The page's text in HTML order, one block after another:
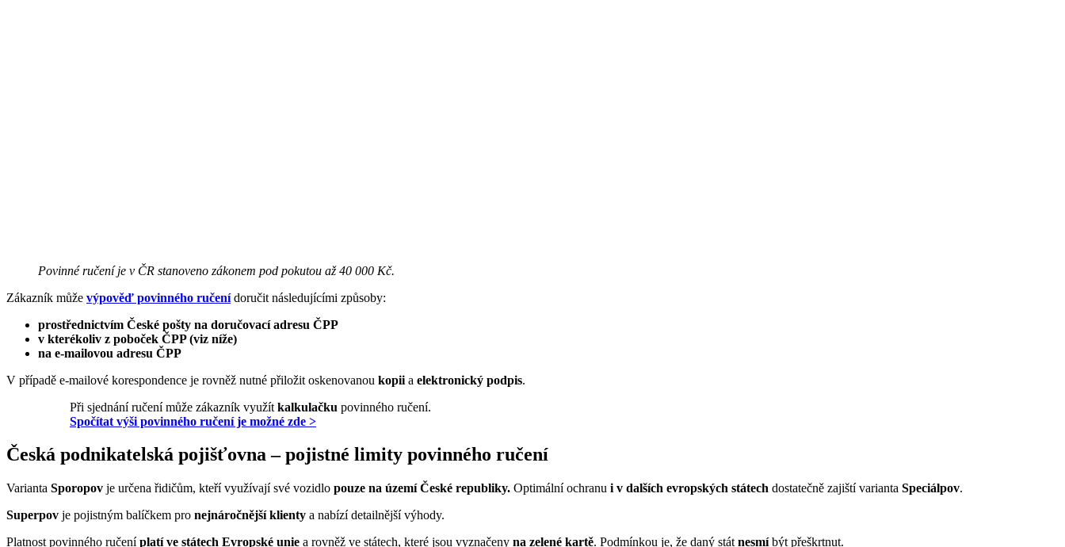
Povinné ručení je v ČR stanoveno zákonem pod pokutou až 40 000 Kč.
Zákazník může výpověď povinného ručenídoručit následujícími způsoby:
prostřednictvím České pošty na doručovací adresu ČPP
v kterékoliv z poboček ČPP (viz níže)
na e-mailovou adresu ČPP
V případě e-mailové korespondence je rovněž nutné přiložit oskenovanou kopii a elektronický podpis.
Při sjednání ručení může zákazník využít kalkulačku povinného ručení.
Spočítat výši povinného ručení je možné zde >
Česká podnikatelská pojišťovna – pojistné limity povinného ručení
Varianta Sporopov je určena řidičům, kteří využívají své vozidlo pouze na území České republiky. Optimální ochranu i v dalších evropských státech dostatečně zajiští varianta Speciálpov.
Superpov je pojistným balíčkem pro nejnáročnější klienty a nabízí detailnější výhody.
Platnost povinného ručeníplatí ve státech Evropské unie a rovněž ve státech, které jsou vyznačeny na zelené kartě. Podmínkou je, že daný stát nesmíbýt přeškrtnut.